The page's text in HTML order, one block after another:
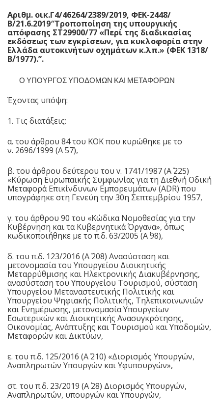
Αριθμ. οικ.Γ4/46264/2389/2019, ΦΕΚ-2448/
Β/21.6.2019″Τροποποίηση της υπουργικής
απόφασης ΣΤ29900/77 «Περί της διαδικασίας
εκδόσεως των εγκρίσεων, για κυκλοφορία στην
Ελλάδα αυτοκινήτων οχημάτων κ.λπ.» (ΦΕΚ 1318/
Β΄/1977).”.
Ο ΥΠΟΥΡΓΟΣ ΥΠΟΔΟΜΩΝ ΚΑΙ ΜΕΤΑΦΟΡΩΝ
Έχοντας υπόψη:
1. Τις διατάξεις:
α. του άρθρου 84 του ΚΟΚ που κυρώθηκε με το
ν. 2696/1999 (Α΄ 57),
β. του άρθρου δεύτερου του v. 1741/1987 (Α΄ 225)
«Κύρωση Ευρωπαϊκής Συμφωνίας για τη Διεθνή Οδική
Μεταφορά Επικίνδυνων Εμπορευμάτων (ADR) που
υπογράφηκε στη Γενεύη την 30η Σεπτεμβρίου 1957,
γ. του άρθρου 90 του «Κώδικα Νομοθεσίας για την
Κυβέρνηση και τα Κυβερνητικά Όργανα», όπως
κωδικοποιήθηκε με το π.δ. 63/2005 (Α΄ 98),
δ. του π.δ. 123/2016 (Α΄ 208) Ανασύσταση και
μετονομασία του Υπουργείου Διοικητικής
Μεταρρύθμισης και Ηλεκτρονικής Διακυβέρνησης,
ανασύσταση του Υπουργείου Τουρισμού, σύσταση
Υπουργείου Μεταναστευτικής Πολιτικής και
Υπουργείου Ψηφιακής Πολιτικής, Τηλεπικοινωνιών
και Ενημέρωσης, μετονομασία Υπουργείων
Εσωτερικών και Διοικητικής Ανασυγκρότησης,
Οικονομίας, Ανάπτυξης και Τουρισμού και Υποδομών,
Μεταφορών και Δικτύων,
ε. του π.δ. 125/2016 (Α΄ 210) «Διορισμός Υπουργών,
Αναπληρωτών Υπουργών και Υφυπουργών»,
στ. του π.δ. 23/2019 (Α΄ 28) Διορισμός Υπουργών,
Αναπληρωτών, υπουργών και Υπουργών,